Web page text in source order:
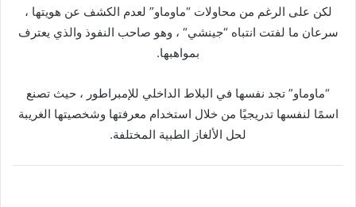
لكن على الرغم من محاولات “ماوماو” لعدم الكشف عن هويتها ،
سرعان ما لفتت انتباه “جينشي“ ، وهو صاحب النفوذ والذي يعترف
بمواهبها.
“ماوماو” تجد نفسها في البلاط الداخلي للإمبراطور ، حيث تصنع
اسمًا لنفسها تدريجيًا من خلال استخدام معرفتها وشخصيتها الغريبة
لحل الألغاز الطبية المختلفة.